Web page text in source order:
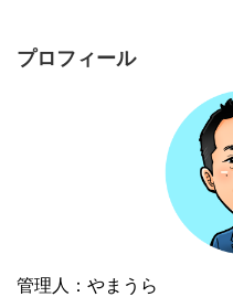
プロフィール
管理人：やまうら